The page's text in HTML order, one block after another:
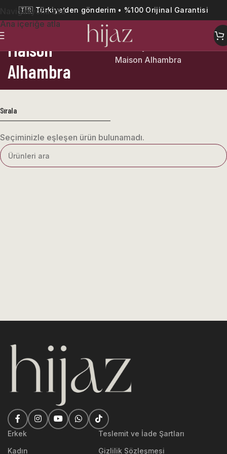
Navigasyona atla
Ana içeriğe atla
🇹🇷 Türkiye’den gönderim • %100 Orijinal Garantisi
Maison
Alhambra
Maison Alhambra
Sırala
Seçiminizle eşleşen ürün bulunamadı.
Erkek
Kadın
Teslemit ve İade Şartları
Gizlilik Sözleşmesi